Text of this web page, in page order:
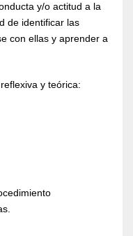
y/o actitud a la
de identificar las
con ellas y aprender a
y teórica: